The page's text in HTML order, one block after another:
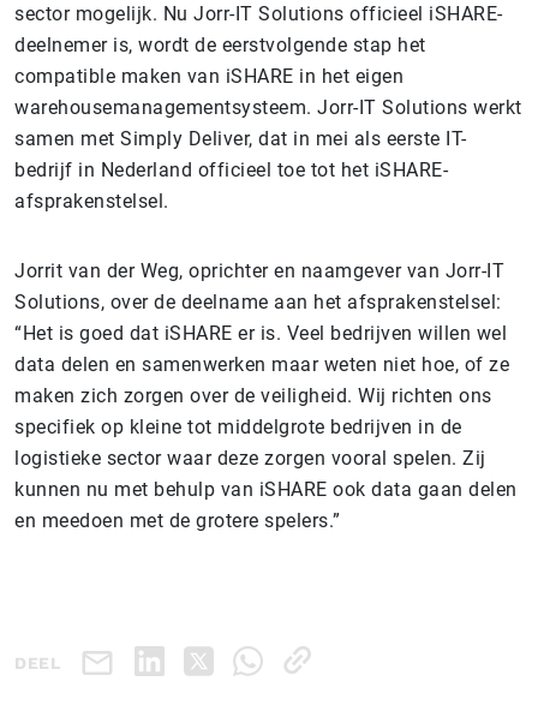
sector mogelijk. Nu Jorr-IT Solutions officieel iSHARE-
deelnemer is, wordt de eerstvolgende stap het
compatible maken van iSHARE in het eigen
warehousemanagementsysteem. Jorr-IT Solutions werkt
samen met Simply Deliver, dat in mei als eerste IT-
bedrijf in Nederland officieel toe tot het iSHARE-
afsprakenstelsel.
Jorrit van der Weg, oprichter en naamgever van Jorr-IT
Solutions, over de deelname aan het afsprakenstelsel:
“Het is goed dat iSHARE er is. Veel bedrijven willen wel
data delen en samenwerken maar weten niet hoe, of ze
maken zich zorgen over de veiligheid. Wij richten ons
specifiek op kleine tot middelgrote bedrijven in de
logistieke sector waar deze zorgen vooral spelen. Zij
kunnen nu met behulp van iSHARE ook data gaan delen
en meedoen met de grotere spelers.”
DEEL